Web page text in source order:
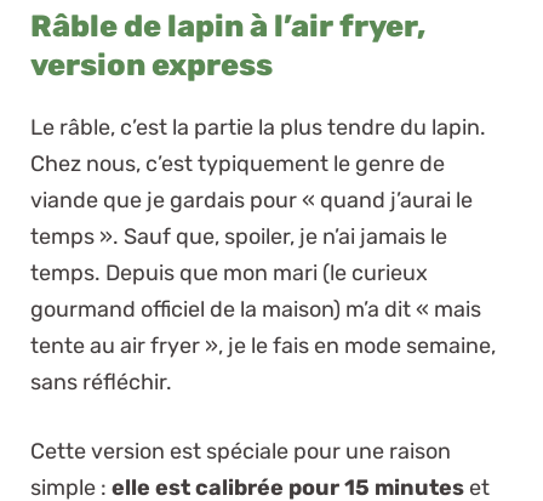
Râble de lapin à l’air fryer,
version express
Le râble, c’est la partie la plus tendre du lapin.
Chez nous, c’est typiquement le genre de
viande que je gardais pour « quand j’aurai le
temps ». Sauf que, spoiler, je n’ai jamais le
temps. Depuis que mon mari (le curieux
gourmand officiel de la maison) m’a dit « mais
tente au air fryer », je le fais en mode semaine,
sans réfléchir.
Cette version est spéciale pour une raison
simple : elle est calibrée pour 15 minutes et